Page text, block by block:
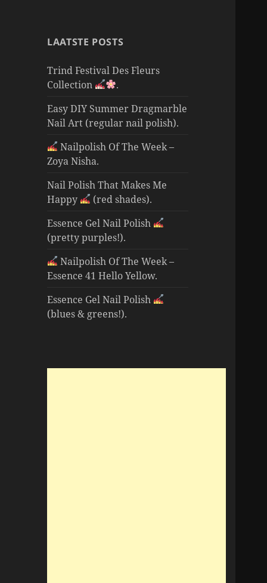
LAATSTE POSTS
Trind Festival Des Fleurs
Collection
.
Easy DIY Summer Dragmarble
Nail Art (regular nail polish).
Nailpolish Of The Week –
Zoya Nisha.
Nail Polish That Makes Me
Happy
(red shades).
Essence Gel Nail Polish
(pretty purples!).
Nailpolish Of The Week –
Essence 41 Hello Yellow.
Essence Gel Nail Polish
(blues & greens!).